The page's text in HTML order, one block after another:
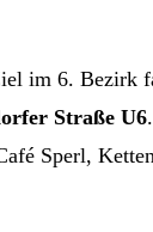
im 6.
Straße U6
Sperl,